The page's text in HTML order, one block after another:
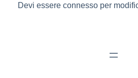
Devi essere connesso per